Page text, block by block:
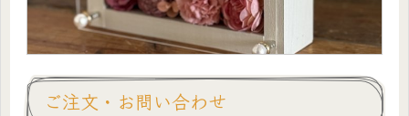
ご注文・お問い合わせ